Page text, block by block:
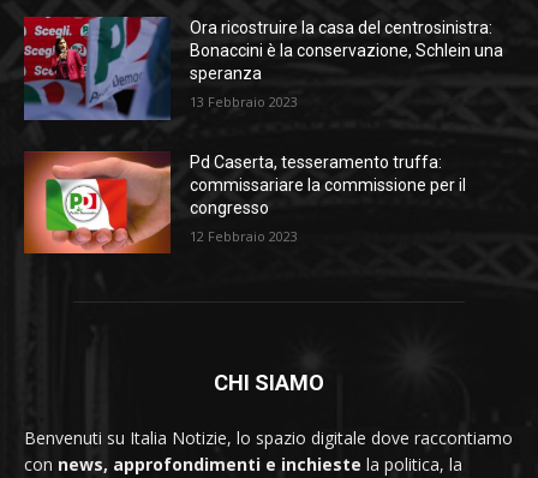
Ora ricostruire la casa del centrosinistra:
Bonaccini è la conservazione, Schlein una
speranza
13 Febbraio 2023
Pd Caserta, tesseramento truffa:
commissariare la commissione per il
congresso
12 Febbraio 2023
CHI SIAMO
Benvenuti su Italia Notizie, lo spazio digitale dove raccontiamo
con news, approfondimenti e inchieste la politica, la